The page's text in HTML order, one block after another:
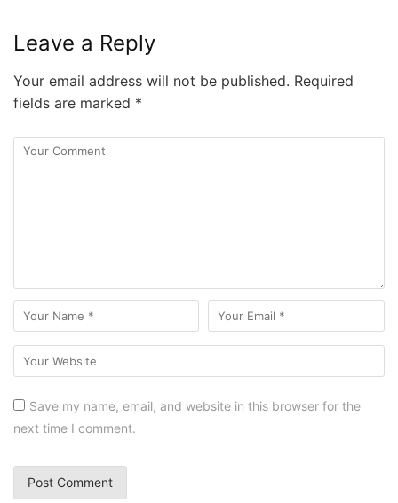
Leave a Reply
Your email address will not be published. Required
fields are marked *
Save my name, email, and website in this browser for the
next time I comment.